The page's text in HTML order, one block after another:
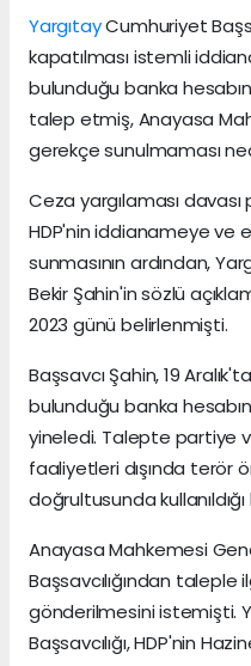
YargıtayCumhuriyet
kapatılması istemli
bulunduğu banka
talep etmiş, Anayasa
gerekçe sunulmaması
Ceza yargılaması
HDP'nin iddianameye ve
sunmasının ardından,
Bekir Şahin'in sözlü
2023 günü belirlenmişti.
Başsavcı Şahin, 19
bulunduğu banka
yineledi. Talepte partiye
faaliyetleri dışında terör
doğrultusunda
Anayasa Mahkemesi
Başsavcılığından
gönderilmesini istemişti.
Başsavcılığı, HDP'nin